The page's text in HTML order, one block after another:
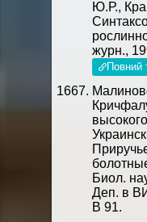
Ю.Р.,
журн.,
Повний
Биол.
Деп. в
В 91.